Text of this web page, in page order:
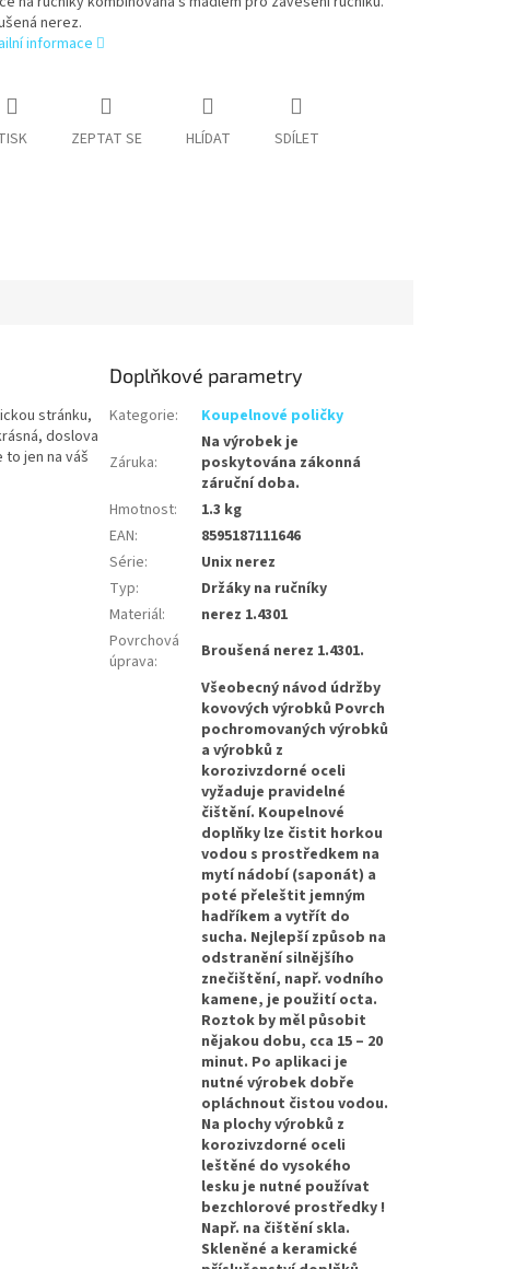
nerez.
informace
ZEPTAT SE HLÍDAT SDÍLET
stránku,
doslova
jen na váš
Doplňkové parametry
Kategorie: Koupelnové poličky
Záruka:
Na výrobek je
poskytována zákonná
záruční doba.
Hmotnost:
1.3 kg
EAN:
8595187111646
Série:
Unix nerez
Typ:
Držáky na ručníky
Materiál:
nerez 1.4301
Povrchová
úprava: Broušená nerez 1.4301.
Všeobecný návod údržby
kovových výrobků Povrch
pochromovaných výrobků
a výrobků z
korozivzdorné oceli
vyžaduje pravidelné
čištění. Koupelnové
doplňky lze čistit horkou
vodou s prostředkem na
mytí nádobí (saponát) a
poté přeleštit jemným
hadříkem a vytřít do
sucha. Nejlepší způsob na
odstranění silnějšího
znečištění, např. vodního
kamene, je použití octa.
Roztok by měl působit
nějakou dobu, cca 15 – 20
minut. Po aplikaci je
nutné výrobek dobře
opláchnout čistou vodou.
Na plochy výrobků z
korozivzdorné oceli
leštěné do vysokého
lesku je nutné používat
bezchlorové prostředky !
Např. na čištění skla.
Skleněné a keramické